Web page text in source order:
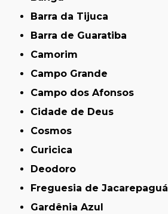
Barra da Tijuca
Barra de Guaratiba
Camorim
Campo Grande
Campo dos Afonsos
Cidade de Deus
Cosmos
Curicica
Deodoro
Freguesia de Jacarepaguá
Gardênia Azul